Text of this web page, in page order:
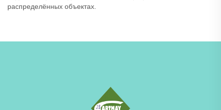
распределённых объектах.